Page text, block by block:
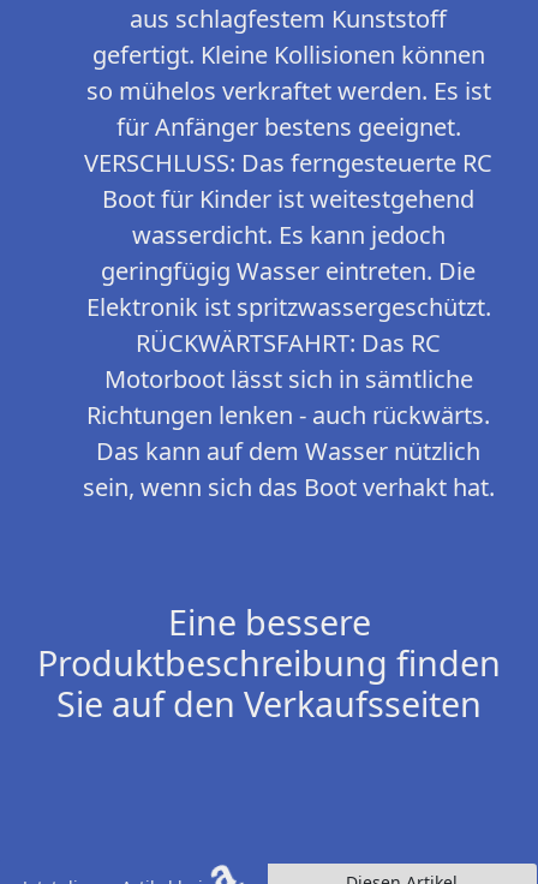
aus schlagfestem Kunststoff
gefertigt. Kleine Kollisionen können
so mühelos verkraftet werden. Es ist
für Anfänger bestens geeignet.
VERSCHLUSS: Das ferngesteuerte RC
Boot für Kinder ist weitestgehend
wasserdicht. Es kann jedoch
geringfügig Wasser eintreten. Die
Elektronik ist spritzwassergeschützt.
RÜCKWÄRTSFAHRT: Das RC
Motorboot lässt sich in sämtliche
Richtungen lenken - auch rückwärts.
Das kann auf dem Wasser nützlich
sein, wenn sich das Boot verhakt hat.
Eine bessere
Produktbeschreibung finden
Sie auf den Verkaufsseiten